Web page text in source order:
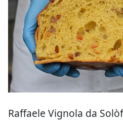
Raffaele Vignola da